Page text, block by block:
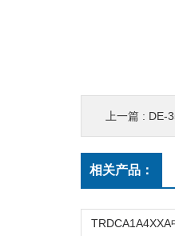
上一篇 : DE-
相关产品：